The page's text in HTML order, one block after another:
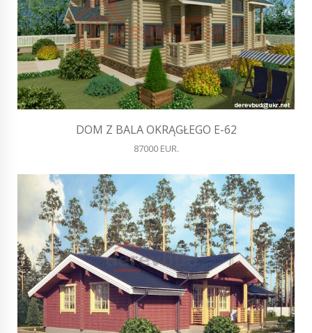
DOM Z BALA OKRĄGŁEGO E-62
87000 EUR.